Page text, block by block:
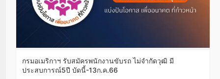
กรมอเมริกาฯ รับสมัครพนักงานขับรถ ไม่จำกัดวุฒิ มี
ประสบการณ์5ปี บัดนี้-13ก.ค.66